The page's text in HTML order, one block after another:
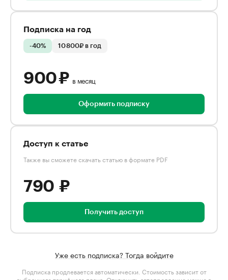
Подписка на год
-40% 10 800₽ в год
900 ₽ в месяц
Оформить подписку
Доступ к статье
Также вы сможете скачать статью в формате PDF
790 ₽
Получить доступ
Уже есть подписка? Тогда войдите
Подписка продлевается автоматически. Стоимость зависит от